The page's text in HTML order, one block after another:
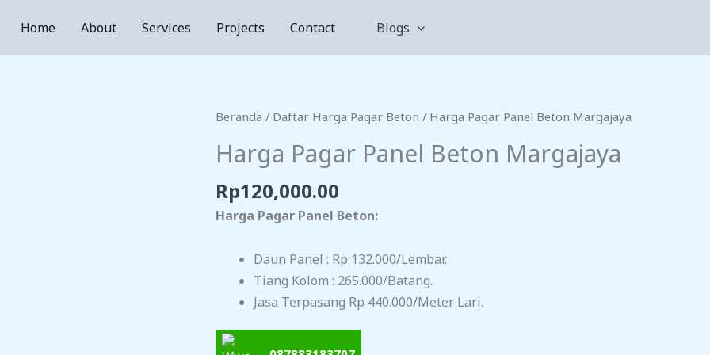
Home About Services Projects Contact Blogs
Beranda / Daftar Harga Pagar Beton / Harga Pagar Panel Beton Margajaya
Harga Pagar Panel Beton Margajaya
Rp120,000.00
Harga Pagar Panel Beton:
Daun Panel : Rp 132.000/lembar.
Tiang Kolom : 265.000/batang.
Jasa Terpasang Rp 440.000/meter Lari.